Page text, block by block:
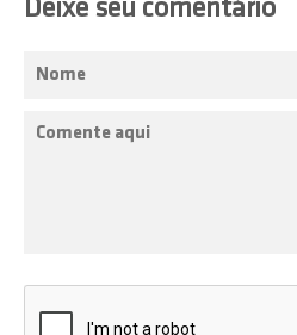
Deixe seu comentário